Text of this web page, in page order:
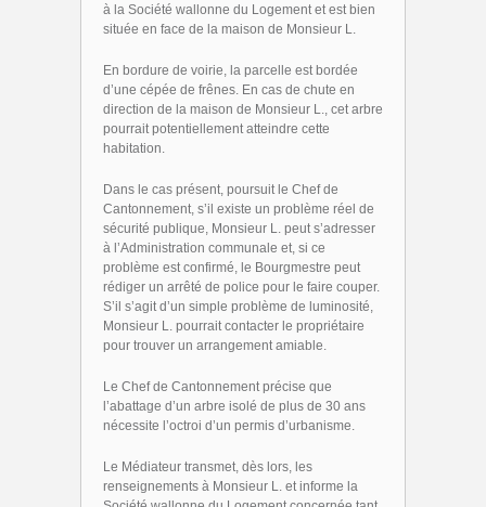
à la Société wallonne du Logement et est bien
située en face de la maison de Monsieur L.
En bordure de voirie, la parcelle est bordée
d’une cépée de frênes. En cas de chute en
direction de la maison de Monsieur L., cet arbre
pourrait potentiellement atteindre cette
habitation.
Dans le cas présent, poursuit le Chef de
Cantonnement, s’il existe un problème réel de
sécurité publique, Monsieur L. peut s’adresser
à l’Administration communale et, si ce
problème est confirmé, le Bourgmestre peut
rédiger un arrêté de police pour le faire couper.
S’il s’agit d’un simple problème de luminosité,
Monsieur L. pourrait contacter le propriétaire
pour trouver un arrangement amiable.
Le Chef de Cantonnement précise que
l’abattage d’un arbre isolé de plus de 30 ans
nécessite l’octroi d’un permis d’urbanisme.
Le Médiateur transmet, dès lors, les
renseignements à Monsieur L. et informe la